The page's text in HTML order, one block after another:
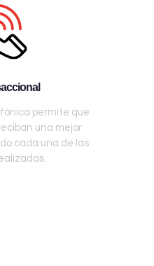
permite que
una mejor
cada una de las